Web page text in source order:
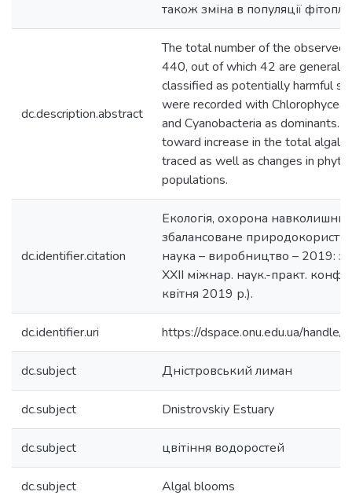
також зміна в популяції
dc.description.abstract
The total number of the observed
440, out of which 42 are
classified as potentially harmful
were recorded with
and Cyanobacteria as dominants.
toward increase in the total algal
traced as well as changes in
populations.
dc.identifier.citation
Екологія, охорона
збалансоване
наука – виробництво – 2019:
XXII міжнар. наук.-практ. конф.
квітня 2019 р.).
dc.identifier.uri https://dspace.onu.edu.ua/
dc.subject Дністровський лиман
dc.subject Dnistrovskiy Estuary
dc.subject цвітіння водоростей
dc.subject Algal blooms